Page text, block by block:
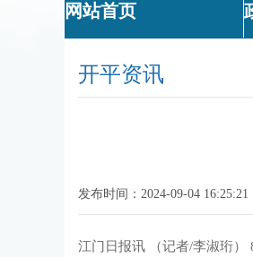
网站首页
开平资讯
发布时间：2024-09-04 16:25:21
江门日报讯 （记者/李淑珩）